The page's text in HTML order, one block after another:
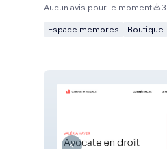
Aucun avis pour le moment 3
Espace membres Boutique